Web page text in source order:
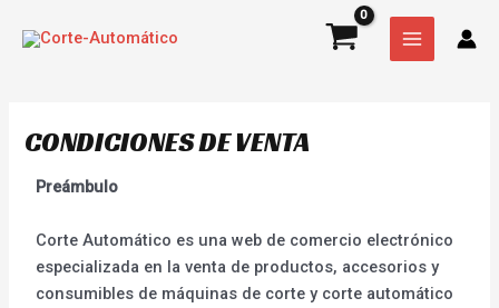
MAIN
MENU
CONDICIONES DE VENTA
Preámbulo
Corte Automático es una web de comercio electrónico
especializada en la venta de productos, accesorios y
consumibles de máquinas de corte y corte automático